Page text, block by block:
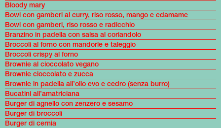
Bloody mary
Bowl con gamberi al curry, riso rosso, mango e edamame
Bowl con gamberi, riso rosso e radicchio
Branzino in padella con salsa al coriandolo
Broccoli al forno con mandorle e taleggio
Broccoli crispy al forno
Brownie al cioccolato vegano
Brownie cioccolato e zucca
Brownie in padella all’olio evo e cedro (senza burro)
Bucatini all’amatriciana
Burger di agnello con zenzero e sesamo
Burger di broccoli
Burger di cernia